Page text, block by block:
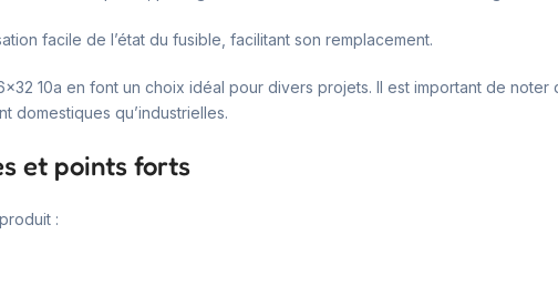
facile de l’état du fusible, facilitant son remplacement.
10a en font un choix idéal pour divers projets. Il est important de
domestiques qu’industrielles.
et points forts
: